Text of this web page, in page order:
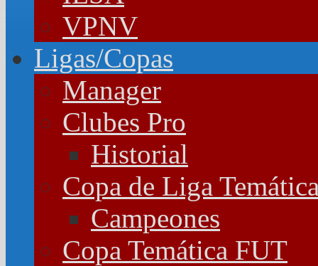
VPNV
Ligas/Copas
Manager
Clubes Pro
Historial
Copa de Liga
Campeones
Copa Temática FUT